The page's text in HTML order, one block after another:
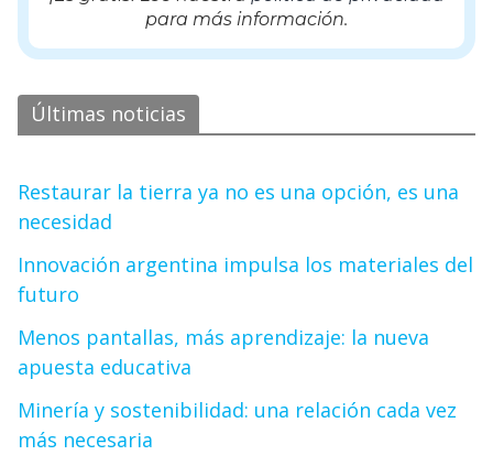
para más información.
Últimas noticias
Restaurar la tierra ya no es una opción, es una
necesidad
Innovación argentina impulsa los materiales del
futuro
Menos pantallas, más aprendizaje: la nueva
apuesta educativa
Minería y sostenibilidad: una relación cada vez
más necesaria